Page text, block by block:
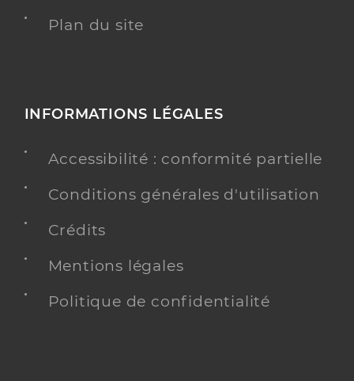
Plan du site
INFORMATIONS LÉGALES
Accessibilité : conformité partielle
Conditions générales d'utilisation
Crédits
Mentions légales
Politique de confidentialité